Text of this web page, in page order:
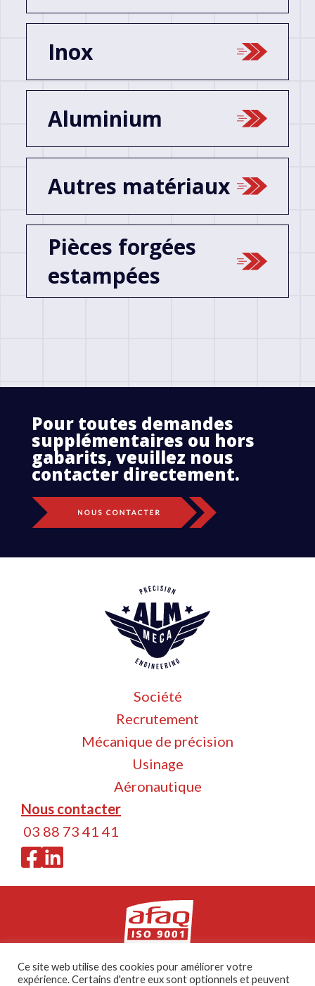
Inox
Aluminium
Autres matériaux
Pièces forgées
estampées
Pour toutes demandes
supplémentaires ou hors
gabarits, veuillez nous
contacter directement.
Société
Recrutement
Mécanique de précision
Usinage
Aéronautique
Nous contacter
03 88 73 41 41
ALM Méca - 2026 -Mentions légales
Ce site web utilise des cookies pour améliorer votre
expérience. Certains d'entre eux sont optionnels et peuvent